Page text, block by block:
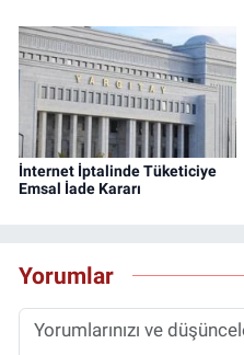
İnternet İptalinde Tüketiciye
Emsal İade Kararı
Yorumlar